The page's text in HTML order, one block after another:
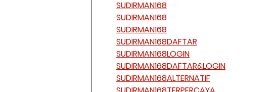
SUDIRMAN168
SUDIRMAN168
SUDIRMAN168
SUDIRMAN168DAFTAR
SUDIRMAN168LOGIN
SUDIRMAN168DAFTAR&LOGIN
SUDIRMAN168ALTERNATIF